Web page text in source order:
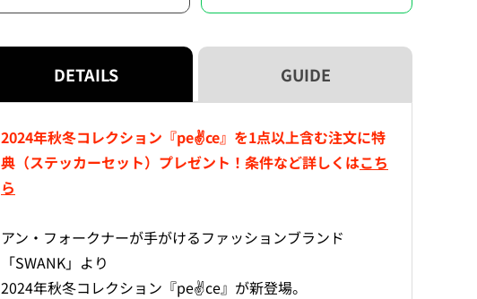
を
を
DETAILS GUIDE
2024年秋冬コレクション『pe✌ce』を1点以上含む注文に特
典（ステッカーセット）プレゼント！条件など詳しくはこち
ら
アン・フォークナーが手がけるファッションブランド
「SWANK」より
2024年秋冬コレクション『pe✌ce』が新登場。